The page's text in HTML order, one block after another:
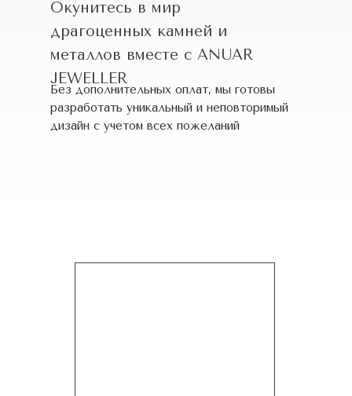
Окунитесь в мир
драгоценных камней и
металлов вместе с ANUAR
JEWELLER
Без дополнительных оплат, мы готовы
разработать уникальный и неповторимый
дизайн c учетом всех пожеланий